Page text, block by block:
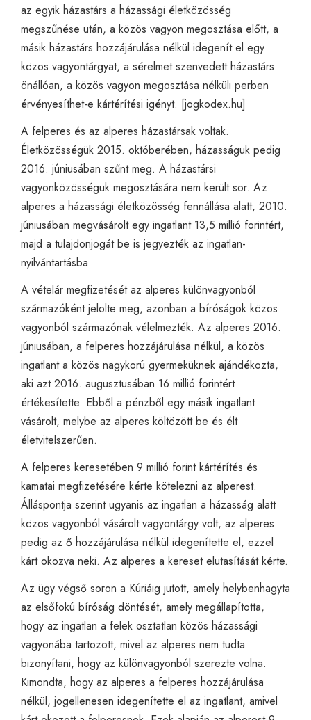
az egyik házastárs a házassági életközösség
megszűnése után, a közös vagyon megosztása előtt, a
másik házastárs hozzájárulása nélkül idegenít el egy
közös vagyontárgyat, a sérelmet szenvedett házastárs
önállóan, a közös vagyon megosztása nélküli perben
érvényesíthet-e kártérítési igényt. [jogkodex.hu]
A felperes és az alperes házastársak voltak.
Életközösségük 2015. októberében, házasságuk pedig
2016. júniusában szűnt meg. A házastársi
vagyonközösségük megosztására nem került sor. Az
alperes a házassági életközösség fennállása alatt, 2010.
júniusában megvásárolt egy ingatlant 13,5 millió forintért,
majd a tulajdonjogát be is jegyezték az ingatlan-
nyilvántartásba.
A vételár megfizetését az alperes különvagyonból
származóként jelölte meg, azonban a bíróságok közös
vagyonból származónak vélelmezték. Az alperes 2016.
júniusában, a felperes hozzájárulása nélkül, a közös
ingatlant a közös nagykorú gyermeküknek ajándékozta,
aki azt 2016. augusztusában 16 millió forintért
értékesítette. Ebből a pénzből egy másik ingatlant
vásárolt, melybe az alperes költözött be és élt
életvitelszerűen.
A felperes keresetében 9 millió forint kártérítés és
kamatai megfizetésére kérte kötelezni az alperest.
Álláspontja szerint ugyanis az ingatlan a házasság alatt
közös vagyonból vásárolt vagyontárgy volt, az alperes
pedig az ő hozzájárulása nélkül idegenítette el, ezzel
kárt okozva neki. Az alperes a kereset elutasítását kérte.
Az ügy végső soron a Kúriáig jutott, amely helybenhagyta
az elsőfokú bíróság döntését, amely megállapította,
hogy az ingatlan a felek osztatlan közös házassági
vagyonába tartozott, mivel az alperes nem tudta
bizonyítani, hogy az különvagyonból szerezte volna.
Kimondta, hogy az alperes a felperes hozzájárulása
nélkül, jogellenesen idegenítette el az ingatlant, amivel